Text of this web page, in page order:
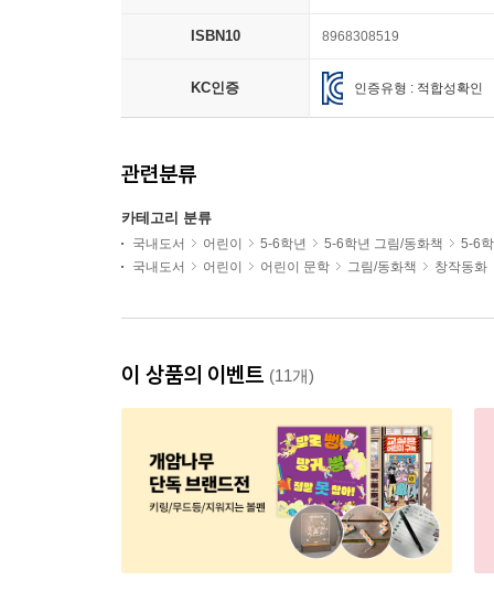
ISBN10 8968308519
KC인증 인증유형 : 적합성확인
관련분류
카테고리 분류
국내도서 어린이 5-6학년 5-6학년 그림/동화책
5-6
국내도서
어린이 어린이 문학 그림/동화책 창작동화
이 상품의 이벤트 (11개)